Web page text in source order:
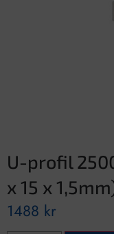
U-profil
x 15 x
1488 kr